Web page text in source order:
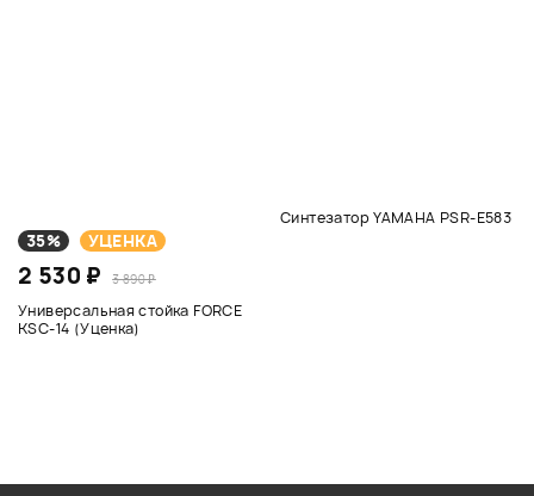
35% УЦЕНКА
2 530 ₽ 3 890 ₽
Универсальная стойка FORCE
KSC-14 (Уценка)
Синтезатор YAMAHA PSR-E583